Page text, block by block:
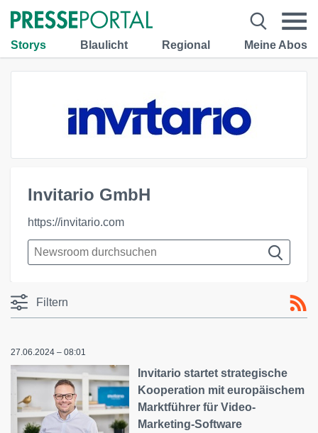
Storys Blaulicht Regional Meine Abos
Invitario GmbH
https://invitario.com
Filtern
27.06.2024 – 08:01
Invitario startet strategische
Kooperation mit europäischem
Marktführer für Video-
Marketing-Software